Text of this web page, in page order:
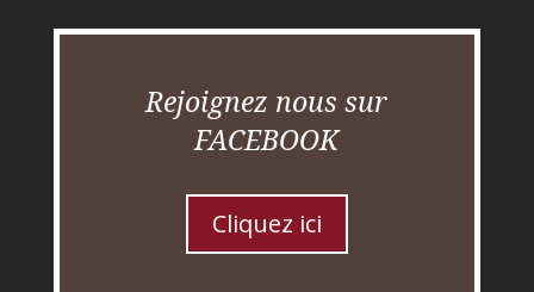
Rejoignez nous sur
FACEBOOK
Cliquez ici